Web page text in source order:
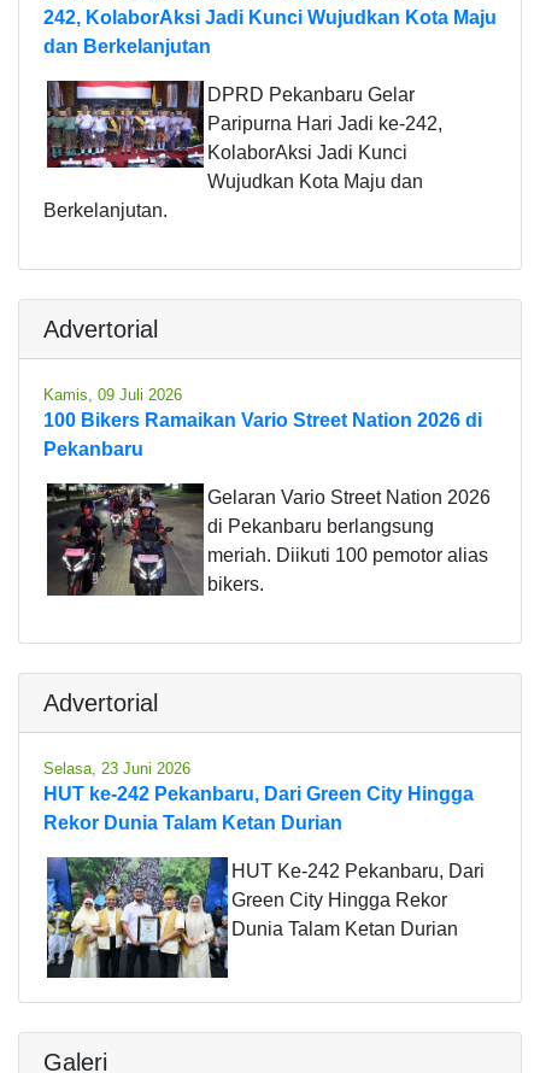
242, KolaborAksi Jadi Kunci Wujudkan Kota Maju
dan Berkelanjutan
DPRD Pekanbaru Gelar
Paripurna Hari Jadi ke-242,
KolaborAksi Jadi Kunci
Wujudkan Kota Maju dan
Berkelanjutan.
Advertorial
Kamis, 09 Juli 2026
100 Bikers Ramaikan Vario Street Nation 2026 di
Pekanbaru
Gelaran Vario Street Nation 2026
di Pekanbaru berlangsung
meriah. Diikuti 100 pemotor alias
bikers.
Advertorial
Selasa, 23 Juni 2026
HUT ke-242 Pekanbaru, Dari Green City Hingga
Rekor Dunia Talam Ketan Durian
HUT Ke-242 Pekanbaru, Dari
Green City Hingga Rekor
Dunia Talam Ketan Durian
Galeri